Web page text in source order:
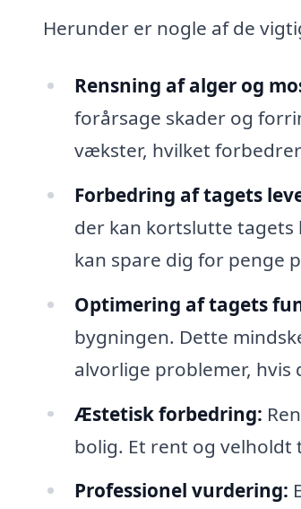
Herunder er nogle af de
Rensning af alger og
forårsage skader og
vækster, hvilket
Forbedring af tagets
der kan kortslutte tagets
kan spare dig for penge
Optimering af tagets
bygningen. Dette
alvorlige problemer, hvis
Æstetisk forbedring:
bolig. Et rent og velholdt
Professionel vurdering: